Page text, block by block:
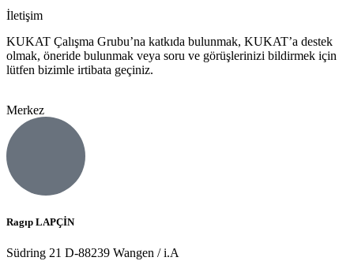
İletişim
KUKAT Çalışma Grubu’na katkıda bulunmak, KUKAT’a destek
olmak, öneride bulunmak veya soru ve görüşlerinizi bildirmek için
lütfen bizimle irtibata geçiniz.
Merkez
Ragıp LAPÇİN
Südring 21 D-88239 Wangen / i.A